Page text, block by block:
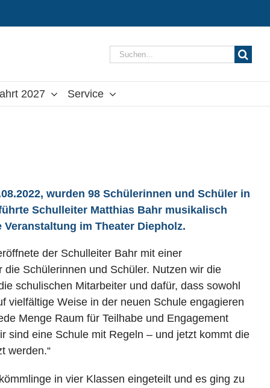
Suche
2027 Service
wurden 98 Schülerinnen und Schüler in
Schulleiter Matthias Bahr musikalisch
im Theater Diepholz.
der Schulleiter Bahr mit einer
Schülerinnen und Schüler. Nutzen wir die
schulischen Mitarbeiter und dafür, dass sowohl
vielfältige Weise in der neuen Schule engagieren
Menge Raum für Teilhabe und Engagement
sind eine Schule mit Regeln – und jetzt kommt die
werden.“
in vier Klassen eingeteilt und es ging zu